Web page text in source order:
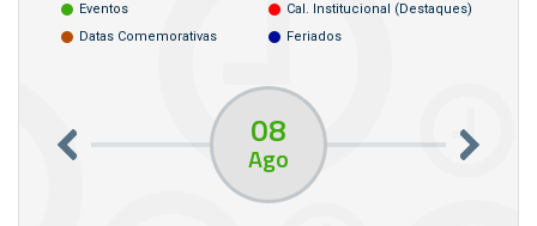
Eventos
Cal. Institucional (destaques)
Datas Comemorativas
Feriados
08
Ago